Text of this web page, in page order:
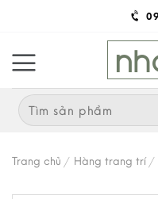
content
Search
for:
Trang chủ / Hàng trang trí /